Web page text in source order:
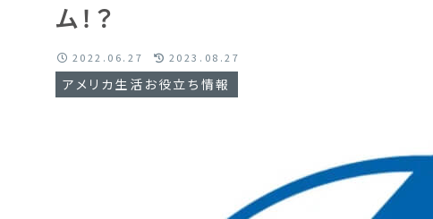
ム！？
アメリカ生活お役立ち情報
2022.06.27 2023.08.27